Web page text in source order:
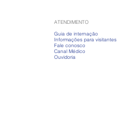
ATENDIMENTO
Guia de internação
Informações para visitantes
Fale conosco
Canal Médico
Ouvidoria